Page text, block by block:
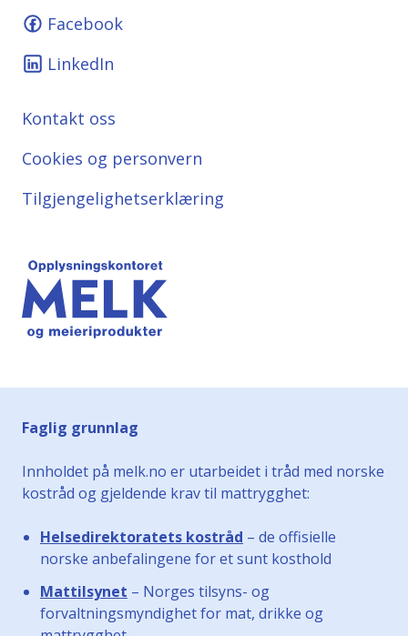
Facebook
LinkedIn
Kontakt oss
Cookies og personvern
Tilgjengelighetserklæring
Faglig grunnlag
Innholdet på melk.no er utarbeidet i tråd med norske
kostråd og gjeldende krav til mattrygghet:
Helsedirektoratets kostråd – de offisielle
norske anbefalingene for et sunt kosthold
Mattilsynet – Norges tilsyns- og
forvaltningsmyndighet for mat, drikke og